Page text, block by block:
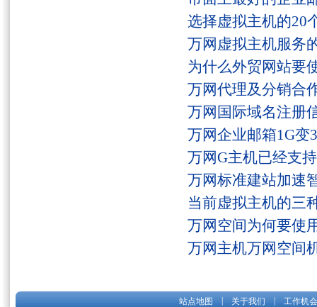
选择虚拟主机的20
万网虚拟主机服务
为什么外贸网站要
万网代理及分销合
万网国际域名注册
万网企业邮箱1G变
万网G主机已经支
万网标准建站加速
当前虚拟主机的三
万网空间为何要使
万网主机万网空间
站点地图 关于我们 工作机会